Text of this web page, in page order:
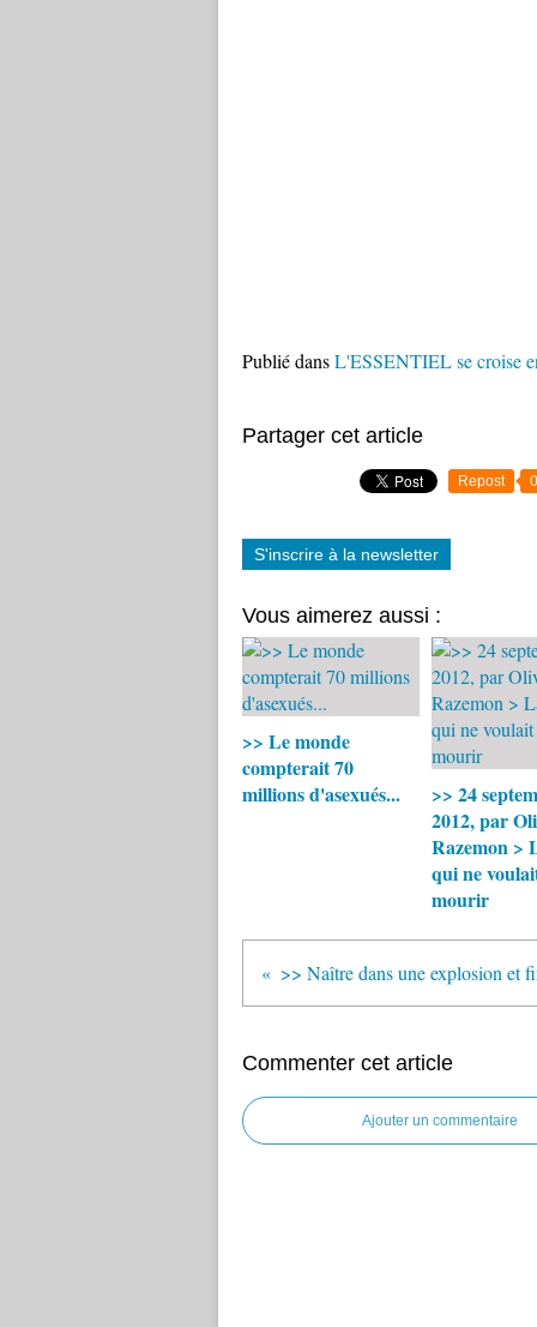
Publié dansL'ESSENTIEL se croise
Partager cet article
Repost 0
S'inscrire à la newsletter
Vous aimerez aussi :
>> Le monde
compterait 70
millions d'asexués...
>> 24
2012, par
Razemon >
qui ne
mourir
Commenter cet article
Ajouter un commentaire